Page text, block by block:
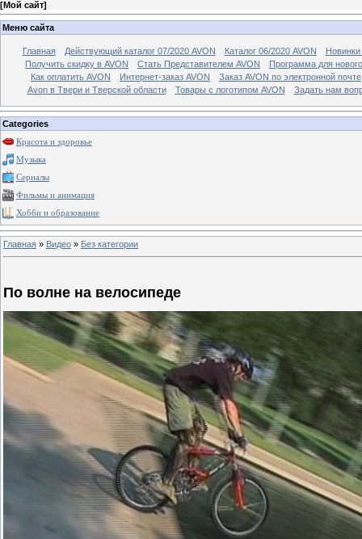
[Мой сайт]
Меню сайта
Главная Действующий каталог 07/2020 AVON Каталог 06/2020 AVON
Новинки
Получить скидку в AVON
Стать Представителем AVON
Программа для
Как оплатить AVON
Интернет-заказ AVON
Заказ AVON по электронной почте
Avon в Твери и Тверской области
Товары с логотипом AVON Задать нам
Categories
Красота и здоровье
Музыка
Сериалы
Фильмы и анимация
Хобби и образование
Главная » Видео » Без категории
По волне на велосипеде